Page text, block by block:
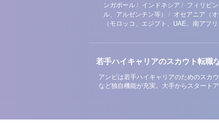
ンガポール / インドネシア / フィリピン
ル、アルゼンチン等）
/ オセアニア（
（モロッコ、エジプト、UAE、南アフリ
若手ハイキャリアのスカウト転職
アンビは若手ハイキャリアのためのスカ
など独自機能が充実。大手からスタート